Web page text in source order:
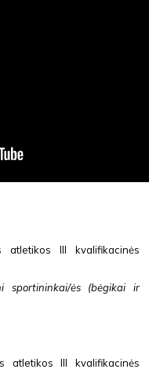
III kvalifikacinės
sportininkai/ės (bėgikai ir
atletikos III kvalifikacinės